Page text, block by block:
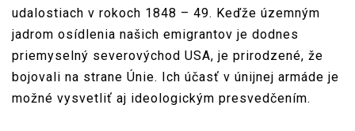
udalostiach v rokoch 1848 – 49. Keďže územným
jadrom osídlenia našich emigrantov je dodnes
priemyselný severovýchod USA, je prirodzené, že
bojovali na strane Únie. Ich účasť v únijnej armáde je
možné vysvetliť aj ideologickým presvedčením.